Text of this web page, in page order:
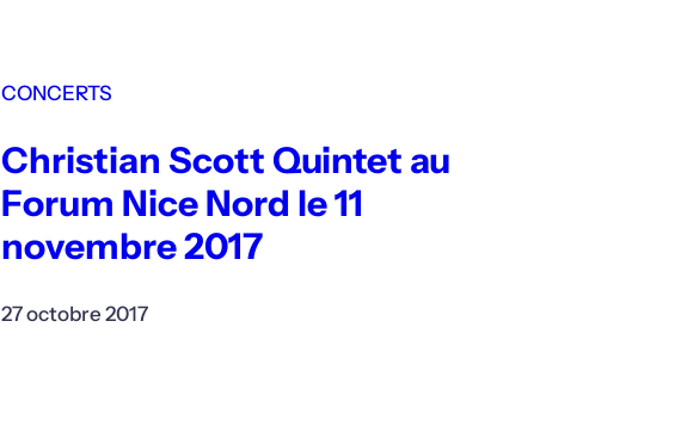
CONCERTS
Christian Scott Quintet au
Forum Nice Nord le 11
novembre 2017
27 octobre 2017